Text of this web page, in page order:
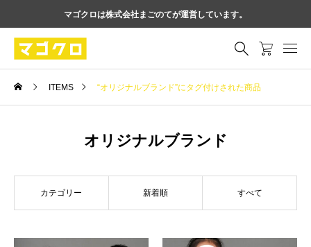
マゴクロは株式会社まごのてが運営しています。
ITEMS “オリジナルブランド”にタグ付けされた商品
オリジナルブランド
カテゴリー 新着順 すべて